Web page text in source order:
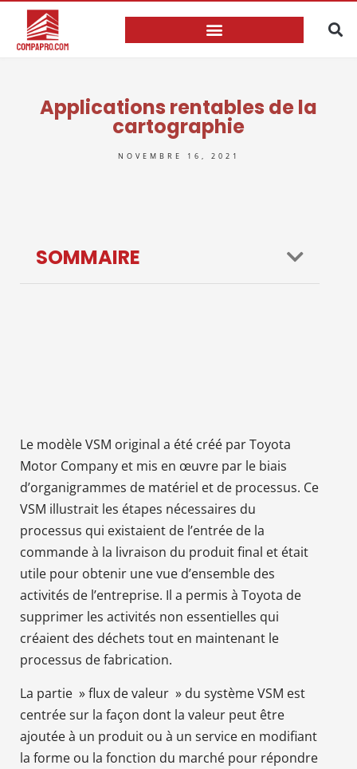
Applications rentables de la
cartographie
NOVEMBRE 16, 2021
SOMMAIRE
Le modèle VSM original a été créé par Toyota
Motor Company et mis en œuvre par le biais
d’organigrammes de matériel et de processus. Ce
VSM illustrait les étapes nécessaires du
processus qui existaient de l’entrée de la
commande à la livraison du produit final et était
utile pour obtenir une vue d’ensemble des
activités de l’entreprise. Il a permis à Toyota de
supprimer les activités non essentielles qui
créaient des déchets tout en maintenant le
processus de fabrication.
La partie » flux de valeur » du système VSM est
centrée sur la façon dont la valeur peut être
ajoutée à un produit ou à un service en modifiant
la forme ou la fonction du marché pour répondre